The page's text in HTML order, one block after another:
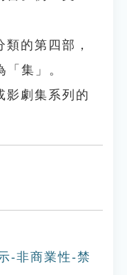
的第四部，
集」。
影劇集系列的
-非商業性-禁